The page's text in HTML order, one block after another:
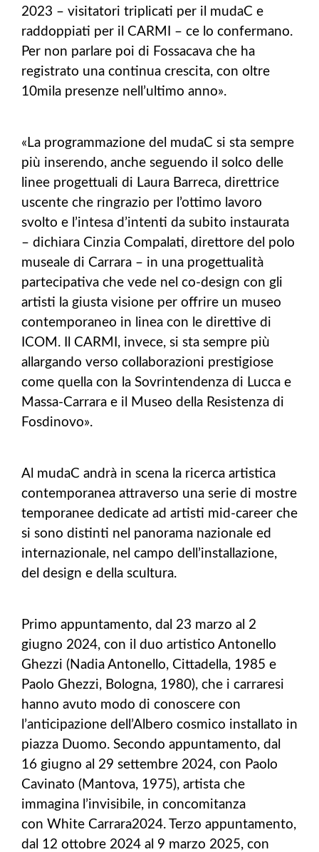
2023 – visitatori triplicati per il mudaC e
raddoppiati per il CARMI – ce lo confermano.
Per non parlare poi di Fossacava che ha
registrato una continua crescita, con oltre
10mila presenze nell’ultimo anno».
«La programmazione del mudaC si sta sempre
più inserendo, anche seguendo il solco delle
linee progettuali di Laura Barreca, direttrice
uscente che ringrazio per l’ottimo lavoro
svolto e l’intesa d’intenti da subito instaurata
– dichiara Cinzia Compalati, direttore del polo
museale di Carrara – in una progettualità
partecipativa che vede nel co-design con gli
artisti la giusta visione per offrire un museo
contemporaneo in linea con le direttive di
ICOM. Il CARMI, invece, si sta sempre più
allargando verso collaborazioni prestigiose
come quella con la Sovrintendenza di Lucca e
Massa-Carrara e il Museo della Resistenza di
Fosdinovo».
Al mudaC andrà in scena la ricerca artistica
contemporanea attraverso una serie di mostre
temporanee dedicate ad artisti mid-career che
si sono distinti nel panorama nazionale ed
internazionale, nel campo dell’installazione,
del design e della scultura.
Primo appuntamento, dal 23 marzo al 2
giugno 2024, con il duo artistico Antonello
Ghezzi (Nadia Antonello, Cittadella, 1985 e
Paolo Ghezzi, Bologna, 1980), che i carraresi
hanno avuto modo di conoscere con
l’anticipazione dell’Albero cosmico installato in
piazza Duomo. Secondo appuntamento, dal
16 giugno al 29 settembre 2024, con Paolo
Cavinato (Mantova, 1975), artista che
immagina l’invisibile, in concomitanza
con White Carrara2024. Terzo appuntamento,
dal 12 ottobre 2024 al 9 marzo 2025, con